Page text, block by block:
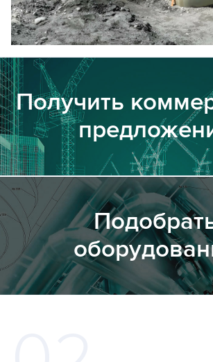
Получить